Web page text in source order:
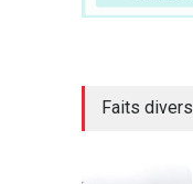
Faits divers